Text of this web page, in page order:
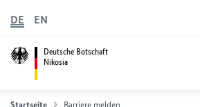
Deutsche Botschaft
Nikosia
DE EN
Startseite Barriere melden